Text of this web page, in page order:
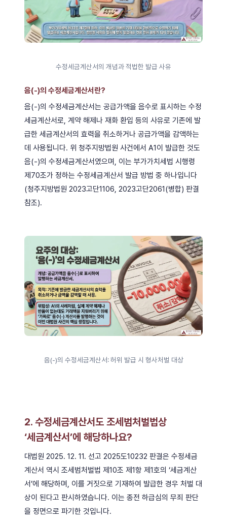
수정세금계산서의 개념과 적법한 발급 사유
음(-)의 수정세금계산서란?
음(-)의 수정세금계산서는 공급가액을 음수로 표시하는 수정
세금계산서로, 계약 해제나 재화 환입 등의 사유로 기존에 발
급한 세금계산서의 효력을 취소하거나 공급가액을 감액하는
데 사용됩니다. 위 청주지방법원 사건에서 A1이 발급한 것도
음(-)의 수정세금계산서였으며, 이는 부가가치세법 시행령
제70조가 정하는 수정세금계산서 발급 방법 중 하나입니다
(청주지방법원 2023고단1106, 2023고단2061(병합) 판결
참조).
음(-)의 수정세금계산서: 허위 발급 시 형사처벌 대상
2. 수정세금계산서도 조세범처벌법상
‘세금계산서’에 해당하나요?
대법원 2025. 12. 11. 선고 2025도10232 판결은 수정세금
계산서 역시 조세범처벌법 제10조 제1항 제1호의 ‘세금계산
서’에 해당하며, 이를 거짓으로 기재하여 발급한 경우 처벌 대
상이 된다고 판시하였습니다. 이는 종전 하급심의 무죄 판단
을 정면으로 파기한 것입니다.